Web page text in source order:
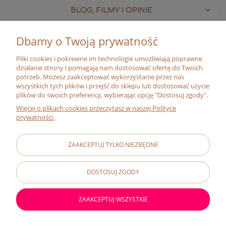
BLOG, FILMY I OPINIE
MOJE KONTO
O FIRMIE
O NAS
MISJA
RELACJE INWESTORSKIE
#ZMIENIAJZBIOGO
FRANCHISING
Dbamy o Twoją prywatność
Pliki cookies i pokrewne im technologie umożliwiają poprawne
działanie strony i pomagają nam dostosować ofertę do Twoich
potrzeb. Możesz zaakceptować wykorzystanie przez nas
wszystkich tych plików i przejść do sklepu lub dostosować użycie
plików do swoich preferencji, wybierając opcję "Dostosuj zgody".
Więcej o plikach cookies przeczytasz w naszej Polityce
prywatności.
ZAAKCEPTUJ TYLKO NIEZBĘDNE
DOSTOSUJ ZGODY
ZAAKCEPTUJ WSZYSTKIE